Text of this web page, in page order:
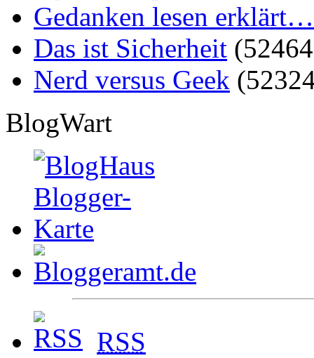
Gedanken lesen erklärt…
Das ist Sicherheit
Nerd versus Geek
BlogWart
RSS